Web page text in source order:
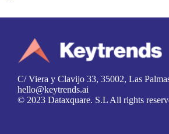
C/ Viera y Clavijo 33, 35002, Las
hello@keytrends.ai
© 2023 Dataxquare. S.L All rights